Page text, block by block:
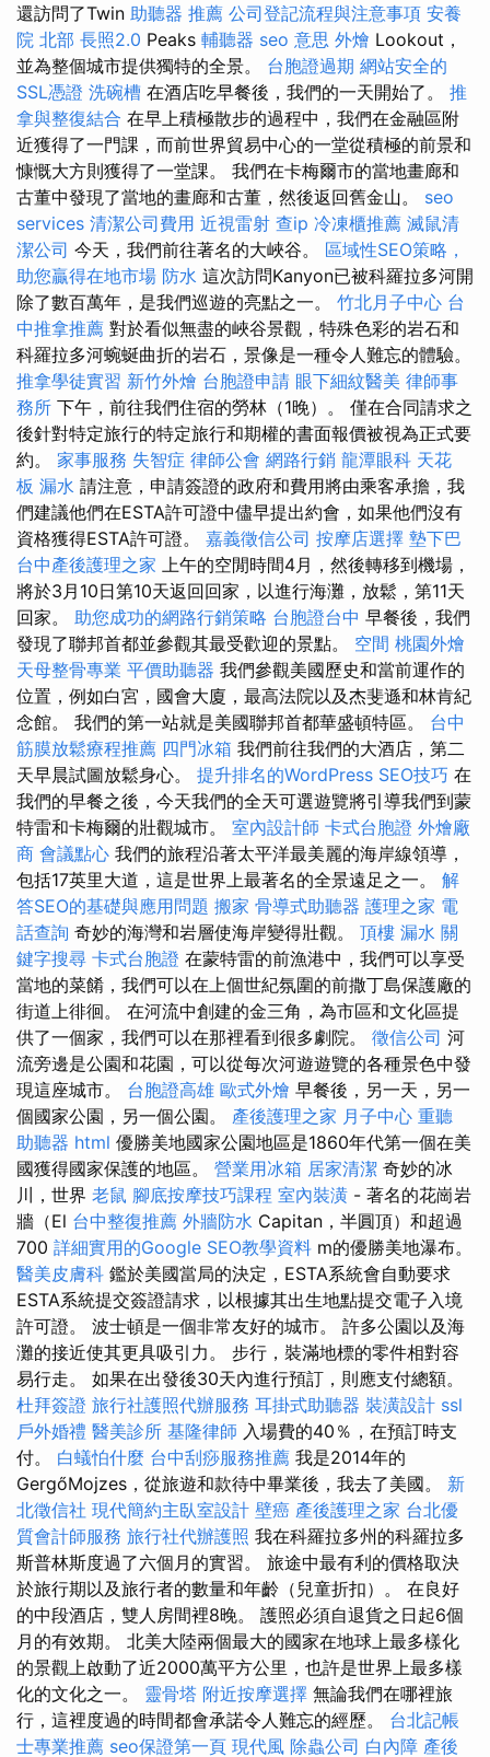
還訪問了Twin 助聽器 推薦 公司登記流程與注意事項 安養
院 北部 長照2.0 Peaks 輔聽器 seo 意思 外燴 Lookout，
並為整個城市提供獨特的全景。 台胞證過期 網站安全的
SSL憑證 洗碗槽 在酒店吃早餐後，我們的一天開始了。 推
拿與整復結合 在早上積極散步的過程中，我們在金融區附
近獲得了一門課，而前世界貿易中心的一堂從積極的前景和
慷慨大方則獲得了一堂課。 我們在卡梅爾市的當地畫廊和
古董中發現了當地的畫廊和古董，然後返回舊金山。 seo
services 清潔公司費用 近視雷射 查ip 冷凍櫃推薦 滅鼠清
潔公司 今天，我們前往著名的大峽谷。 區域性SEO策略，
助您贏得在地市場 防水 這次訪問Kanyon已被科羅拉多河開
除了數百萬年，是我們巡遊的亮點之一。 竹北月子中心 台
中推拿推薦 對於看似無盡的峽谷景觀，特殊色彩的岩石和
科羅拉多河蜿蜒曲折的岩石，景像是一種令人難忘的體驗。
推拿學徒實習 新竹外燴 台胞證申請 眼下細紋醫美 律師事
務所 下午，前往我們住宿的勞林（1晚）。 僅在合同請求之
後針對特定旅行的特定旅行和期權的書面報價被視為正式要
約。 家事服務 失智症 律師公會 網路行銷 龍潭眼科 天花
板 漏水 請注意，申請簽證的政府和費用將由乘客承擔，我
們建議他們在ESTA許可證中儘早提出約會，如果他們沒有
資格獲得ESTA許可證。 嘉義徵信公司 按摩店選擇 墊下巴
台中產後護理之家 上午的空閒時間4月，然後轉移到機場，
將於3月10日第10天返回回家，以進行海灘，放鬆，第11天
回家。 助您成功的網路行銷策略 台胞證台中 早餐後，我們
發現了聯邦首都並參觀其最受歡迎的景點。 空間 桃園外燴
天母整骨專業 平價助聽器 我們參觀美國歷史和當前運作的
位置，例如白宮，國會大廈，最高法院以及杰斐遜和林肯紀
念館。 我們的第一站就是美國聯邦首都華盛頓特區。 台中
筋膜放鬆療程推薦 四門冰箱 我們前往我們的大酒店，第二
天早晨試圖放鬆身心。 提升排名的WordPress SEO技巧 在
我們的早餐之後，今天我們的全天可選遊覽將引導我們到蒙
特雷和卡梅爾的壯觀城市。 室內設計師 卡式台胞證 外燴廠
商 會議點心 我們的旅程沿著太平洋最美麗的海岸線領導，
包括17英里大道，這是世界上最著名的全景遠足之一。 解
答SEO的基礎與應用問題 搬家 骨導式助聽器 護理之家 電
話查詢 奇妙的海灣和岩層使海岸變得壯觀。 頂樓 漏水 關
鍵字搜尋 卡式台胞證 在蒙特雷的前漁港中，我們可以享受
當地的菜餚，我們可以在上個世紀氛圍的前撒丁島保護廠的
街道上徘徊。 在河流中創建的金三角，為市區和文化區提
供了一個家，我們可以在那裡看到很多劇院。 徵信公司 河
流旁邊是公園和花園，可以從每次河遊遊覽的各種景色中發
現這座城市。 台胞證高雄 歐式外燴 早餐後，另一天，另一
個國家公園，另一個公園。 產後護理之家 月子中心 重聽
助聽器 html 優勝美地國家公園地區是1860年代第一個在美
國獲得國家保護的地區。 營業用冰箱 居家清潔 奇妙的冰
川，世界 老鼠 腳底按摩技巧課程 室內裝潢 - 著名的花崗岩
牆（El 台中整復推薦 外牆防水 Capitan，半圓頂）和超過
700 詳細實用的Google SEO教學資料 m的優勝美地瀑布。
醫美皮膚科 鑑於美國當局的決定，ESTA系統會自動要求
ESTA系統提交簽證請求，以根據其出生地點提交電子入境
許可證。 波士頓是一個非常友好的城市。 許多公園以及海
灘的接近使其更具吸引力。 步行，裝滿地標的零件相對容
易行走。 如果在出發後30天內進行預訂，則應支付總額。
杜拜簽證 旅行社護照代辦服務 耳掛式助聽器 裝潢設計 ssl
戶外婚禮 醫美診所 基隆律師 入場費的40％，在預訂時支
付。 白蟻怕什麼 台中刮痧服務推薦 我是2014年的
GergőMojzes，從旅遊和款待中畢業後，我去了美國。 新
北徵信社 現代簡約主臥室設計 壁癌 產後護理之家 台北優
質會計師服務 旅行社代辦護照 我在科羅拉多州的科羅拉多
斯普林斯度過了六個月的實習。 旅途中最有利的價格取決
於旅行期以及旅行者的數量和年齡（兒童折扣）。 在良好
的中段酒店，雙人房間裡8晚。 護照必須自退貨之日起6個
月的有效期。 北美大陸兩個最大的國家在地球上最多樣化
的景觀上啟動了近2000萬平方公里，也許是世界上最多樣
化的文化之一。 靈骨塔 附近按摩選擇 無論我們在哪裡旅
行，這裡度過的時間都會承諾令人難忘的經歷。 台北記帳
士專業推薦 seo保證第一頁 現代風 除蟲公司 白內障 產後